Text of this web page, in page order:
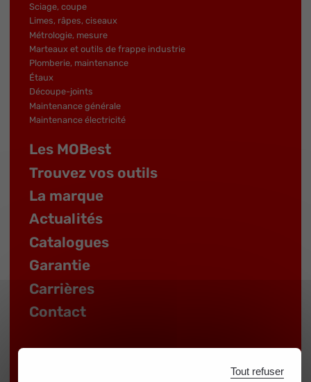
Sciage, coupe
Limes, râpes, ciseaux
Métrologie, mesure
Marteaux et outils de frappe industrie
Plomberie, maintenance
Étaux
Découpe-joints
Maintenance générale
Maintenance électricité
Les MOBest
Trouvez vos outils
La marque
Actualités
Catalogues
Garantie
Carrières
Contact
Tout refuser